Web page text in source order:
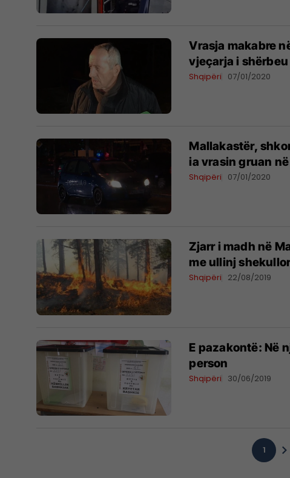
Vrasja makabre
vjeçarja i
Shqipëri 07/01/2020
Mallakastër,
ia vrasin gruan
Shqipëri 07/01/2020
Zjarr i madh në
me ullinj
Shqipëri 22/08/2019
E pazakontë: Në
person
Shqipëri 30/06/2019
1